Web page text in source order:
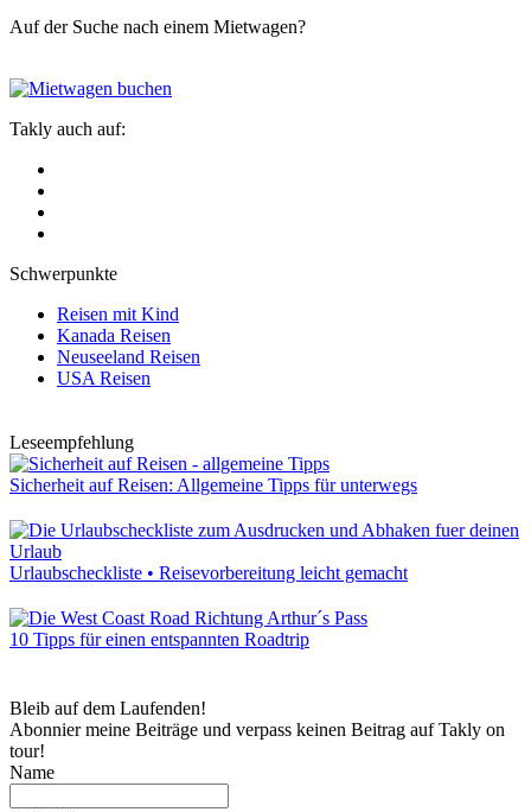
Auf der Suche nach einem Mietwagen?
Takly auch auf:
Schwerpunkte
Reisen mit Kind
Kanada Reisen
Neuseeland Reisen
USA Reisen
Leseempfehlung
Sicherheit auf Reisen: Allgemeine Tipps für unterwegs
Urlaubscheckliste • Reisevorbereitung leicht gemacht
10 Tipps für einen entspannten Roadtrip
Bleib auf dem Laufenden!
Abonnier meine Beiträge und verpass keinen Beitrag auf Takly on
tour!
Name